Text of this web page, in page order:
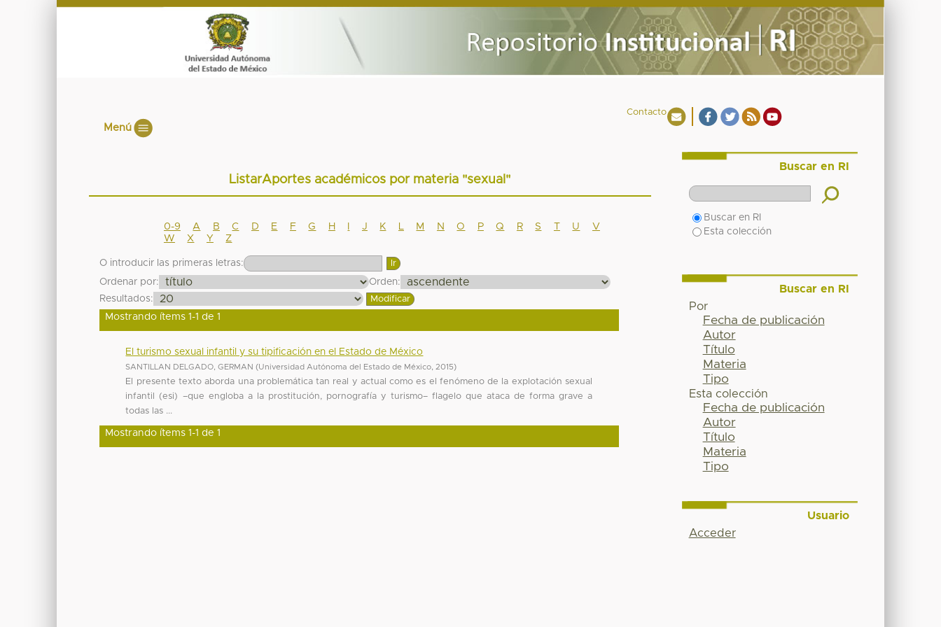
Contacto
Menú
ListarAportes académicos por materia "sexual"
0-9 A B C D E F G H J K M N O P Q R S T U
V
W
X Y Z
O introducir las primeras letras:
Ordenar por:
Orden:
Resultados:
Mostrando ítems 1-1 de 1
El turismo sexual infantil y su tipificación en el Estado de México
SANTILLAN DELGADO, GERMAN (Universidad Autónoma del Estado de México 2015)
El presente texto aborda una problemática tan real y actual como es el fenómeno de la explotación sexual
infantil (esi) –que engloba a la prostitución, pornografía y turismo– flagelo que ataca de forma grave a
todas las ...
Mostrando ítems 1-1 de 1
Buscar en RI
Buscar en RI
Esta colección
Buscar en RI
Por
Fecha de publicación
Autor
Título
Materia
Tipo
Esta colección
Fecha de publicación
Autor
Título
Materia
Tipo
Usuario
Acceder